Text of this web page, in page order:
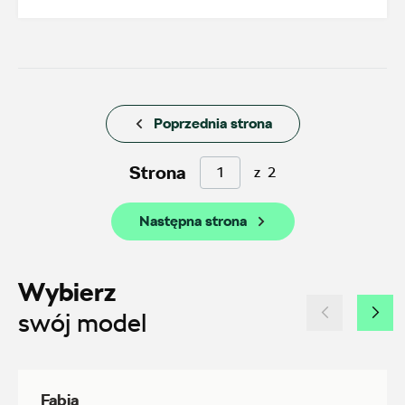
Poprzednia strona
Strona z 2
Następna strona
Wybierz
swój model
Fabia
ul. Wrocławska 159, Wałbrzych
+48 662 137 964
21590.magazyn@partner.skoda.pl
ul. Farbiarska 25a, Warszawa